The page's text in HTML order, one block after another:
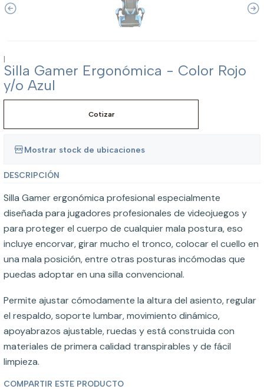
|
Silla Gamer Ergonómica - Color Rojo
y/o Azul
Cotizar
Mostrar stock de ubicaciones
DESCRIPCIÓN
Silla Gamer ergonómica profesional especialmente
diseñada para jugadores profesionales de videojuegos y
para proteger el cuerpo de cualquier mala postura, eso
incluye encorvar, girar mucho el tronco, colocar el cuello en
una mala posición, entre otras posturas incómodas que
puedas adoptar en una silla convencional.
Permite ajustar cómodamente la altura del asiento, regular
el respaldo, soporte lumbar, movimiento dinámico,
apoyabrazos ajustable, ruedas y está construida con
materiales de primera calidad transpirables y de fácil
limpieza.
COMPARTIR ESTE PRODUCTO